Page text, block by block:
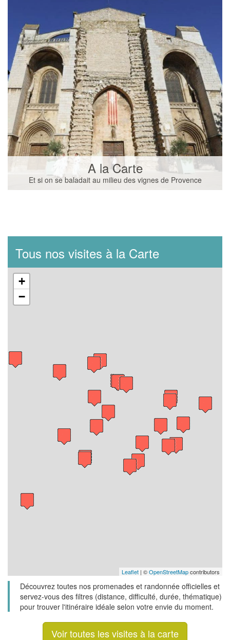
A la Carte
Et si on se baladait au milieu des vignes de Provence
Tous nos visites à la Carte
+
−
Leaflet | ©OpenStreetMapcontributors
Découvrez toutes nos promenades et randonnée officielles et
servez-vous des filtres (distance, difficulté, durée, thématique)
pour trouver l'itinéraire idéale selon votre envie du moment.
Voir toutes les visites à la carte